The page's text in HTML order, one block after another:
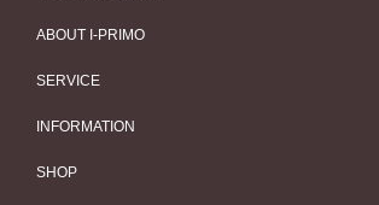
求婚戒指款式一覽
Concept Series
Etoile
ABOUT I-PRIMO
ABOUT I-PRIMO
QUALITY
SERVICE
Service
訂婚戒指指南
INFORMATION
婚展情報
SHOP